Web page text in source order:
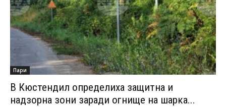
Пари
В Кюстендил определиха защитна и
надзорна зони заради огнище на шарка...